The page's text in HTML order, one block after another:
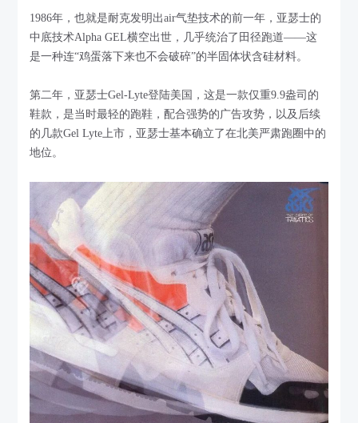
1986年，也就是耐克发明出air气垫技术的前一年，亚瑟士的
中底技术Alpha GEL横空出世，几乎统治了田径跑道——这
是一种连“鸡蛋落下来也不会破碎”的半固体状含硅材料。
第二年，亚瑟士Gel-Lyte登陆美国，这是一款仅重9.9盎司的
鞋款，是当时最轻的跑鞋，配合强势的广告攻势，以及后续
的几款Gel Lyte上市，亚瑟士基本确立了在北美严肃跑圈中的
地位。